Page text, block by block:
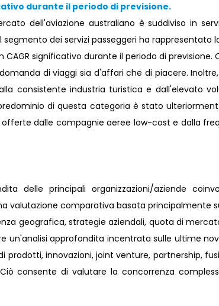
durante il periodo di previsione.
dell'aviazione australiano è suddiviso in
segmento dei servizi passeggeri ha rappresentato
CAGR significativo durante il periodo di previsione.
di viaggi sia d'affari che di piacere.
consistente industria turistica e dall'elevato
di questa categoria è stato
dalle compagnie aeree low-cost e dalla
delle principali organizzazioni/aziende
valutazione comparativa basata principalmente
geografica, strategie aziendali, quota di
un'analisi approfondita incentrata sulle ultime
prodotti, innovazioni, joint venture, partnership,
consente di valutare la concorrenza